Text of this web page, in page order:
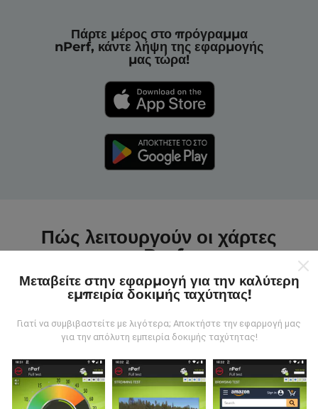
Πάρτε μέρος στο πρόγραμμα
nPerf, κάντε λήψη της εφαρμογής
μας τώρα!
Πώς λειτουργούν οι χάρτες
nPerf;
Από πού προέρχονται τα δεδομένα;
Τα δεδομένα συλλέγονται από δοκιμές που
πραγματοποιούνται από χρήστες της εφαρμογής
Μεταβείτε στην εφαρμογή για την καλύτερη
εμπειρία δοκιμής ταχύτητας!
Γιατί να συμβιβαστείτε με λιγότερα; Αποκτήστε την εφαρμογή μας
για την απόλυτη εμπειρία δοκιμής ταχύτητας!